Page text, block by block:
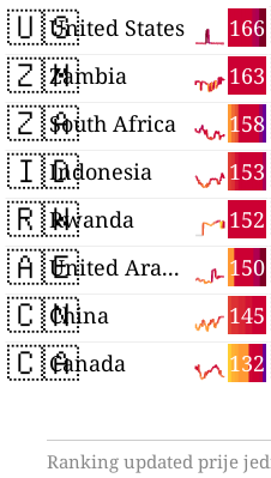
🇺🇸 166
United States
🇿🇲 163
Zambia
🇿🇦 158
South Africa
🇮🇩 153
Indonesia
🇷🇼 152
Rwanda
🇦🇪 150
United Arab Emirates
🇨🇳 145
China
🇨🇦 132
Canada
Ranking updated prije